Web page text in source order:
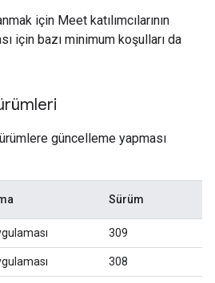
için Meet katılımcılarının
için bazı minimum koşulları da
güncelleme yapması
Sürüm
309
308